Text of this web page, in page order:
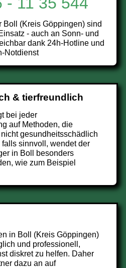
Boll (Kreis Göppingen) sind
- auch an Sonn- und
dank 24h-Hotline und
Notdienst
& tierfreundlich
bei jeder
auf Methoden, die
gesundheitsschädlich
sinnvoll, wendet der
in Boll besonders
wie zum Beispiel
in Boll (Kreis Göppingen)
und professionell,
diskret zu helfen. Daher
dazu an auf